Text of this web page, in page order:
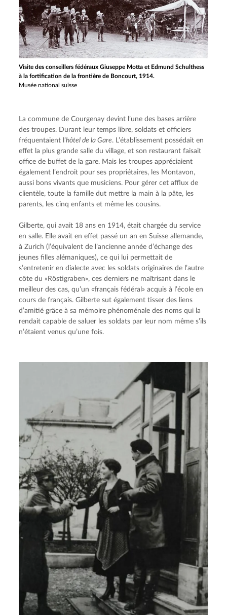
Visite des conseillers fédéraux Giuseppe Motta et Edmund Schulthess
à la fortification de la frontière de Boncourt, 1914.
Musée national suisse
La commune de Courgenay devint l’une des bases arrière
des troupes. Durant leur temps libre, soldats et officiers
fréquentaient l’hôtel de la Gare. L’établissement possédait en
effet la plus grande salle du village, et son restaurant faisait
office de buffet de la gare. Mais les troupes appréciaient
également l’endroit pour ses propriétaires, les Montavon,
aussi bons vivants que musiciens. Pour gérer cet afflux de
clientèle, toute la famille dut mettre la main à la pâte, les
parents, les cinq enfants et même les cousins.
Gilberte, qui avait 18 ans en 1914, était chargée du service
en salle. Elle avait en effet passé un an en Suisse allemande,
à Zurich (l’équivalent de l’ancienne année d’échange des
jeunes filles alémaniques), ce qui lui permettait de
s’entretenir en dialecte avec les soldats originaires de l’autre
côte du «Röstigraben», ces derniers ne maîtrisant dans le
meilleur des cas, qu’un «français fédéral» acquis à l’école en
cours de français. Gilberte sut également tisser des liens
d’amitié grâce à sa mémoire phénoménale des noms qui la
rendait capable de saluer les soldats par leur nom même s’ils
n’étaient venus qu’une fois.